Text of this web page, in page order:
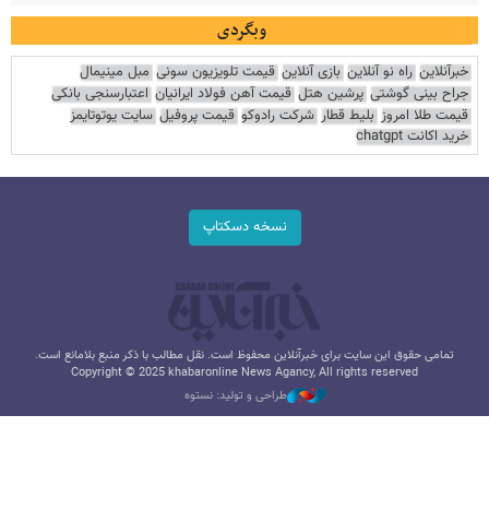
وبگردی
خبرآنلاین راه نو آنلاین بازی آنلاین قیمت تلویزیون سونی مبل مینیمال
جراح بینی گوشتی پرشین هتل قیمت آهن فولاد ایرانیان اعتبارسنجی بانکی
قیمت طلا امروز بلیط قطار شرکت رادوکو قیمت پروفیل سایت یوتوتایمز
خرید اکانت chatgpt
نسخه دسکتاپ
تمامی حقوق این سایت برای خبرآنلاین محفوظ است. نقل مطالب با ذکر منبع بلامانع است.
Copyright © 2025 khabaronline News Agancy, All rights reserved
طراحی و تولید: نستوه